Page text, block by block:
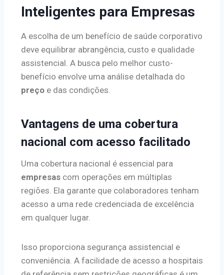
Inteligentes para Empresas
A escolha de um benefício de saúde corporativo
deve equilibrar abrangência, custo e qualidade
assistencial. A busca pelo melhor custo-
benefício envolve uma análise detalhada do
preço e das condições.
Vantagens de uma cobertura
nacional com acesso facilitado
Uma cobertura nacional é essencial para
empresas com operações em múltiplas
regiões. Ela garante que colaboradores tenham
acesso a uma rede credenciada de excelência
em qualquer lugar.
Isso proporciona segurança assistencial e
conveniência. A facilidade de acesso a hospitais